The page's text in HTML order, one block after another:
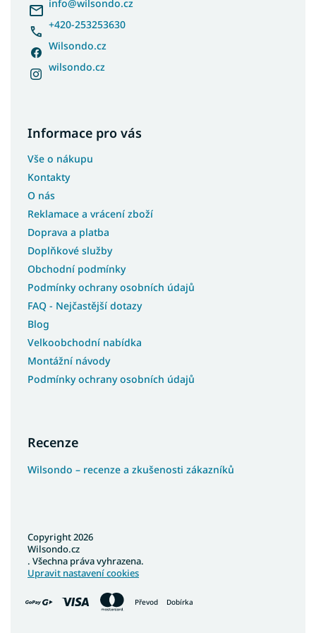
info@wilsondo.cz
+420-253253630
Wilsondo.cz
wilsondo.cz
Informace pro vás
Vše o nákupu
Kontakty
O nás
Reklamace a vrácení zboží
Doprava a platba
Doplňkové služby
Obchodní podmínky
Podmínky ochrany osobních údajů
FAQ - Nejčastější dotazy
Blog
Velkoobchodní nabídka
Montážní návody
Podmínky ochrany osobních údajů
Recenze
Wilsondo – recenze a zkušenosti zákazníků
Převod Dobírka
Copyright 2026
Wilsondo.cz
. Všechna práva vyhrazena.
Upravit nastavení cookies